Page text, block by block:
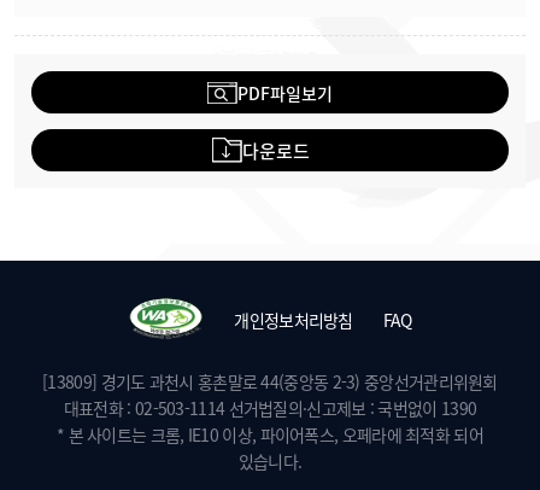
PDF파일보기
다운로드
개인정보처리방침 FAQ
[13809] 경기도 과천시 홍촌말로 44(중앙동 2-3) 중앙선거관리위원회
대표전화 : 02-503-1114 선거법질의·신고제보 : 국번없이 1390
* 본 사이트는 크롬, IE10 이상, 파이어폭스, 오페라에 최적화 되어
있습니다.